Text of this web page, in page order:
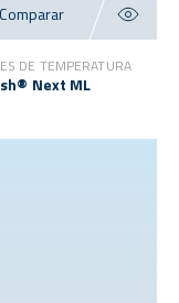
Comparar
DE TEMPERATURA
Next ML